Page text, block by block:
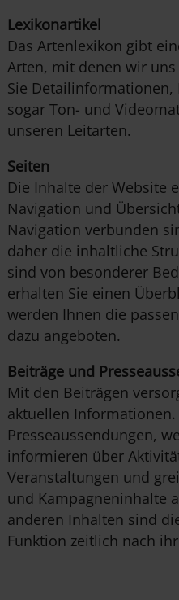
Lexikonartikel
Das Artenlexikon gibt
Arten, mit denen wir
Sie Detailinformationen,
sogar Ton- und
unseren Leitarten.
Seiten
Die Inhalte der Website
Navigation und
Navigation verbunden
daher die inhaltliche
sind von besonderer
erhalten Sie einen
werden Ihnen die
dazu angeboten.
Beiträge und
Mit den Beiträgen
aktuellen
Presseaussendungen,
informieren über
Veranstaltungen und
und Kampagneninhalte
anderen Inhalten sind
Funktion zeitlich nach